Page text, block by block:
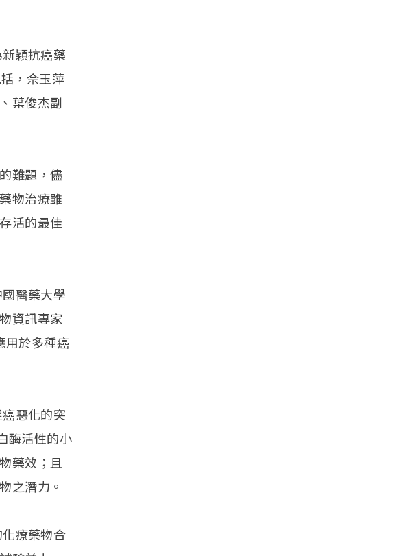
穎抗癌藥
，佘玉萍
葉俊杰副
難題，儘
物治療雖
活的最佳
醫藥大學
資訊專家
用於多種癌
惡化的突
酶活性的小
藥效；且
之潛力。
療藥物合